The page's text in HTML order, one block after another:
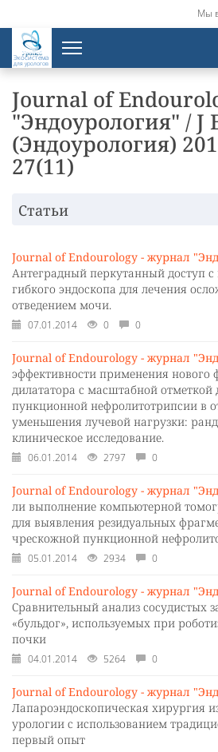
Мы
Экосистема
для урологов
Journal of
"Эндоурология" / J
(Эндоурология)
27(11)
Статьи
Journal of Endourology - журнал
Антеградный перкутанный доступ с
гибкого эндоскопа для лечения
отведением мочи.
07.01.2014 0 0
Journal of Endourology - журнал
эффективности применения нового
дилататора с масштабной отметкой
пункционной нефролитотрипсии в
уменьшения лучевой нагрузки:
клиническое исследование.
06.01.2014 2797 0
Journal of Endourology - журнал
ли выполнение компьютерной
для выявления резидуальных
чрескожной пункционной
05.01.2014 2934 0
Journal of Endourology - журнал
Сравнительный анализ сосудистых
«бульдог», используемых при
почки
04.01.2014 5264 0
Journal of Endourology - журнал
Лапароэндоскопическая хирургия
урологии с использованием
первый опыт